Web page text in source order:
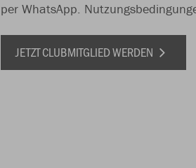
per WhatsApp.
JETZT CLUBMITGLIED WERDEN